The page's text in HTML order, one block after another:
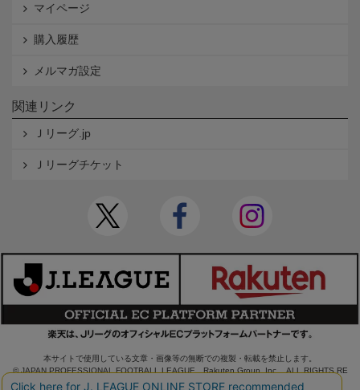
マイページ
購入履歴
メルマガ設定
関連リンク
Ｊリーグ.jp
Ｊリーグチケット
本サイトで使用している文章・画像等の無断での複製・転載を禁止します。
© JAPAN PROFESSIONAL FOOTBALL LEAGUE Rakuten Group, Inc. ALL RIGHTS RE
SERVED.